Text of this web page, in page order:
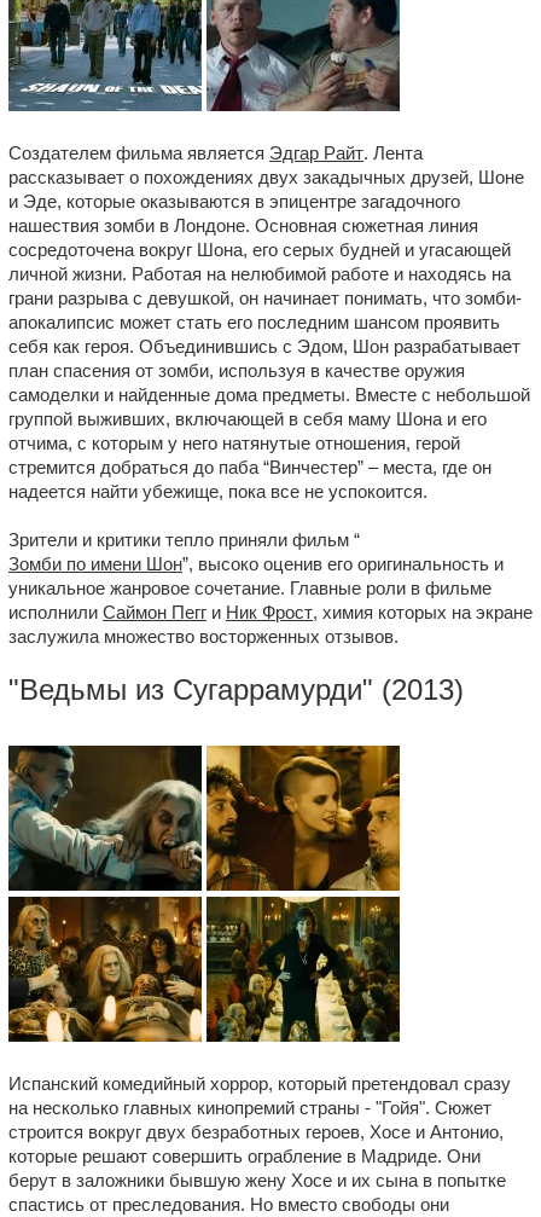
Создателем фильма является Эдгар Райт. Лента
рассказывает о похождениях двух закадычных друзей, Шоне
и Эде, которые оказываются в эпицентре загадочного
нашествия зомби в Лондоне. Основная сюжетная линия
сосредоточена вокруг Шона, его серых будней и угасающей
личной жизни. Работая на нелюбимой работе и находясь на
грани разрыва с девушкой, он начинает понимать, что зомби-
апокалипсис может стать его последним шансом проявить
себя как героя. Объединившись с Эдом, Шон разрабатывает
план спасения от зомби, используя в качестве оружия
самоделки и найденные дома предметы. Вместе с небольшой
группой выживших, включающей в себя маму Шона и его
отчима, с которым у него натянутые отношения, герой
стремится добраться до паба “Винчестер” – места, где он
надеется найти убежище, пока все не успокоится.
Зрители и критики тепло приняли фильм “
Зомби по имени Шон”, высоко оценив его оригинальность и
уникальное жанровое сочетание. Главные роли в фильме
исполнили Саймон Пегг и Ник Фрост, химия которых на экране
заслужила множество восторженных отзывов.
"Ведьмы из Сугаррамурди" (2013)
Испанский комедийный хоррор, который претендовал сразу
на несколько главных кинопремий страны - "Гойя". Сюжет
строится вокруг двух безработных героев, Хосе и Антонио,
которые решают совершить ограбление в Мадриде. Они
берут в заложники бывшую жену Хосе и их сына в попытке
спастись от преследования. Но вместо свободы они